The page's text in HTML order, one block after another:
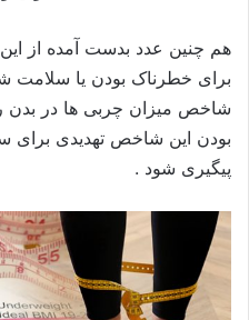
هم چنین عدد بدست آمده از
برای خطرناک بودن یا سلامت
شاخص میزان چربی ها در بدن را
بودن این شاخص تهدیدی برای
پیگیری شود .